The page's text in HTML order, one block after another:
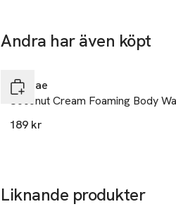
inte
SKU:
Andra har även köpt
Sundae
Coconut Cream Foaming Body
189 kr
Liknande produkter